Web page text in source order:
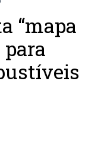
“mapa